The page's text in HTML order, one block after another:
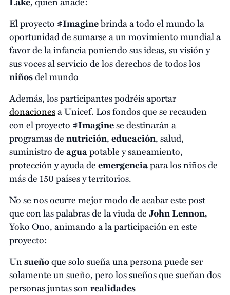
El proyecto #Imaginebrinda a todo el mundo la
oportunidad de sumarse a un movimiento mundial a
favor de la infancia poniendo sus ideas, su visión y
sus voces al servicio de los derechos de todos los
niñosdel mundo
Además, los participantes podréis aportar
donacionesa Unicef. Los fondos que se recauden
con el proyecto #Imaginese destinarán a
programas denutrición,educación, salud,
suministro deaguapotable y saneamiento,
protección y ayuda deemergenciapara los niños de
más de 150 países y territorios.
No se nos ocurre mejor modo de acabar este post
que con las palabras de la viuda deJohn Lennon,
Yoko Ono, animando a la participación en este
proyecto:
Unsueñoque solo sueña una persona puede ser
solamente un sueño, pero los sueños que sueñan dos
personas juntas sonrealidades